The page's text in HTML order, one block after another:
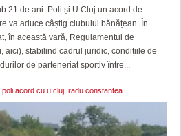
21 de ani. Poli și U Cluj un acord de
va aduce câștig clubului bănățean. În
în această vară, Regulamentul de
aici), stabilind cadrul juridic, condițiile de
de parteneriat sportiv între...
poli acord cu u cluj radu constantea